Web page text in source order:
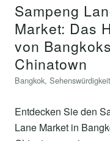
Sampeng
Market: Das
von Bangkoks
Chinatown
Bangkok,
Entdecken Sie den
Lane Market in